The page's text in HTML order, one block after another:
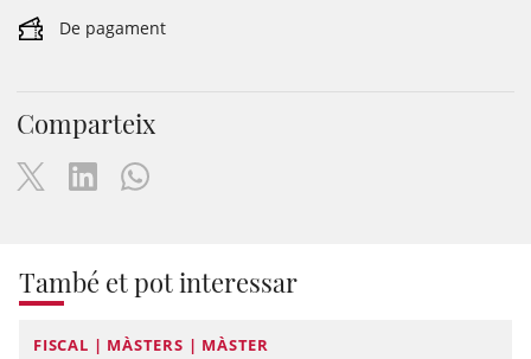
De pagament
Comparteix
També et pot interessar
FISCAL | MÀSTERS | MÀSTER